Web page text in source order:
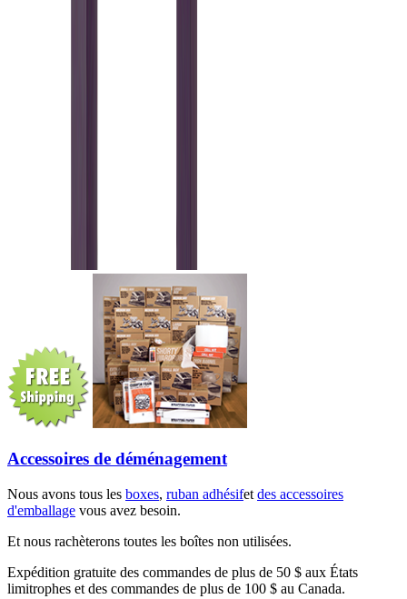
Accessoires de déménagement
Nous avons tous les boxes, ruban adhésifet des accessoires
d'emballage vous avez besoin.
Et nous rachèterons toutes les boîtes non utilisées.
Expédition gratuite des commandes de plus de 50 $ aux États
limitrophes et des commandes de plus de 100 $ au Canada.